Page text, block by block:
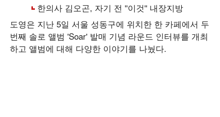
도영은 지난 5일 서울 성동구에 위치한 한 카페에서 두
번째 솔로 앨범 'Soar' 발매 기념 라운드 인터뷰를 개최
하고 앨범에 대해 다양한 이야기를 나눴다.